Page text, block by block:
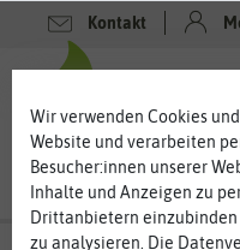
Kontakt
Wir verwenden Cookies
Website und verarbeiten
Besucher:innen unserer
Inhalte und Anzeigen zu
Drittanbietern
zu analysieren. Die